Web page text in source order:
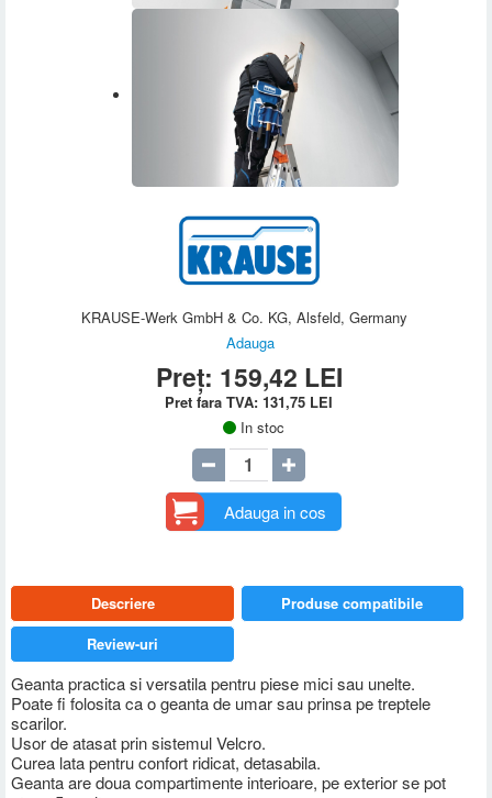
KRAUSE-Werk GmbH & Co. KG, Alsfeld, Germany
Adauga
Preț: 159,42 LEI
Pret fara TVA:131,75 LEI
In stoc
Adauga in cos
Descriere
Geanta practica si versatila pentru piese mici sau unelte.
Poate fi folosita ca o geanta de umar sau prinsa pe treptele
scarilor.
Usor de atasat prin sistemul Velcro.
Curea lata pentru confort ridicat, detasabila.
Geanta are doua compartimente interioare, pe exterior se pot
Produse compatibile
Review-uri